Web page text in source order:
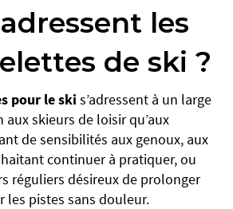
les
de ski ?
pour le ski s’adressent à un large
aux skieurs de loisir qu’aux
de sensibilités aux genoux, aux
continuer à pratiquer, ou
réguliers désireux de prolonger
les pistes sans douleur.